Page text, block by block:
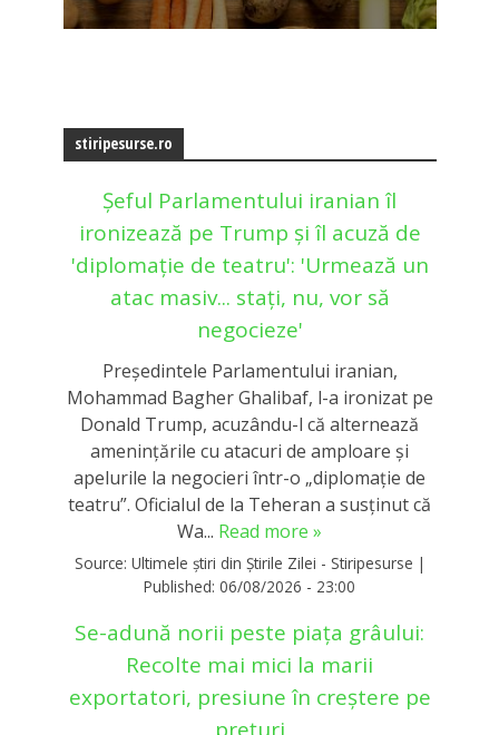
stiripesurse.ro
Șeful Parlamentului iranian îl
ironizează pe Trump și îl acuză de
'diplomație de teatru': 'Urmează un
atac masiv... stați, nu, vor să
negocieze'
Președintele Parlamentului iranian,
Mohammad Bagher Ghalibaf, l-a ironizat pe
Donald Trump, acuzându-l că alternează
amenințările cu atacuri de amploare și
apelurile la negocieri într-o „diplomație de
teatru”. Oficialul de la Teheran a susținut că
Wa... Read more »
Source: Ultimele știri din Știrile Zilei - Stiripesurse |
Published: 06/08/2026 - 23:00
Se-adună norii peste piața grâului:
Recolte mai mici la marii
exportatori, presiune în creștere pe